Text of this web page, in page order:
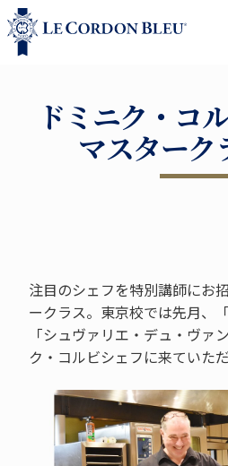
ドミニク・コ
マスターク
注目のシェフを特別講師にお
ークラス。東京校では先月、
「シュヴァリエ・デュ・ヴァ
ク・コルビシェフに来ていた